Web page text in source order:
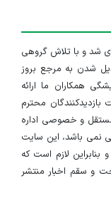
در تاریخ ۱۳۹۱/۱/۱۰ راه اندازی شد و با تلاش گروهی
شدن به مرجع بروز
همکاران ما ارائه
محترم
و خصوصی اداره
نمی باشد، این سایت
لازم است که
و سقم اخبار منتشر